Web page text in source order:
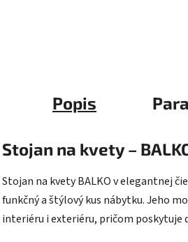
Popis
Stojan na kvety –
Stojan na kvety BALKO v elegantnej
funkčný a štýlový kus nábytku. Jeho
interiéru i exteriéru, pričom poskytuje